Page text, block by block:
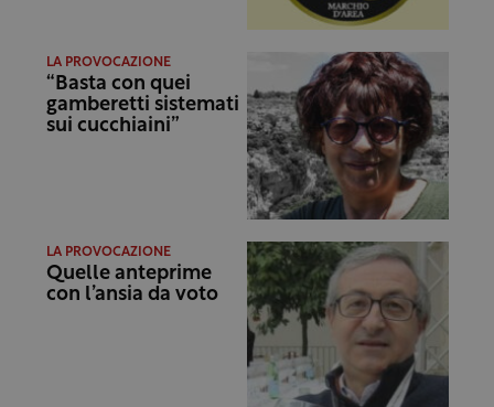
LA PROVOCAZIONE
“Basta con quei
gamberetti sistemati
sui cucchiaini”
LA PROVOCAZIONE
Quelle anteprime
con l’ansia da voto